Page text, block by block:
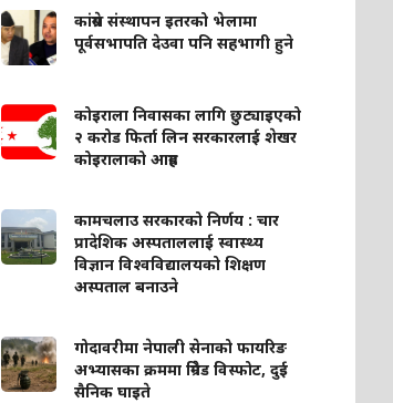
कांग्रेस संस्थापन इतरको भेलामा
पूर्वसभापति देउवा पनि सहभागी हुने
कोइराला निवासका लागि छुट्याइएको
२ करोड फिर्ता लिन सरकारलाई शेखर
कोइरालाको आग्रह
कामचलाउ सरकारको निर्णय : चार
प्रादेशिक अस्पताललाई स्वास्थ्य
विज्ञान विश्वविद्यालयको शिक्षण
अस्पताल बनाउने
गोदावरीमा नेपाली सेनाको फायरिङ
अभ्यासका क्रममा ग्रिनेड विस्फोट, दुई
सैनिक घाइते